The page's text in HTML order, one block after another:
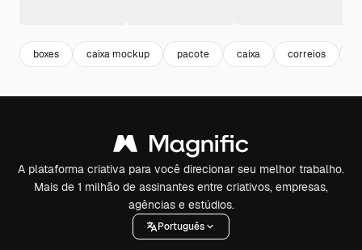
boxes caixa mockup pacote caixa correios
A plataforma criativa para você direcionar seu melhor trabalho.
Mais de 1 milhão de assinantes entre criativos, empresas,
agências e estúdios.
Português